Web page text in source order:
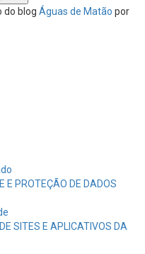
do blog Águas de Matão por
E PROTEÇÃO DE DADOS
SITES E APLICATIVOS DA